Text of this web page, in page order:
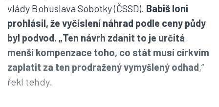
vlády Bohuslava Sobotky (ČSSD). Babiš loni
prohlásil, že vyčíslení náhrad podle ceny půdy
byl podvod. „Ten návrh zdanit to je určitá
menší kompenzace toho, co stát musí církvím
zaplatit za ten prodražený vymyšlený odhad,“
řekl tehdy.